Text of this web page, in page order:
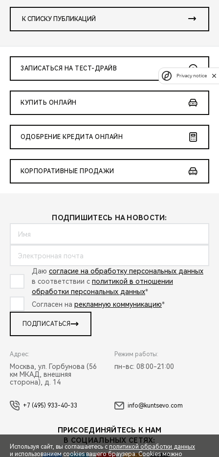
К СПИСКУ ПУБЛИКАЦИЙ
ЗАПИСАТЬСЯ НА ТЕСТ-ДРАЙВ
КУПИТЬ ОНЛАЙН
ОДОБРЕНИЕ КРЕДИТА ОНЛАЙН
КОРПОРАТИВНЫЕ ПРОДАЖИ
ПОДПИШИТЕСЬ НА НОВОСТИ:
Даю согласие на обработку персональных данных
в соответствии с политикой в отношении
обработки персональных данных*
Согласен на рекламную коммуникацию*
ПОДПИСАТЬСЯ
Адрес:
Москва, ул. Горбунова (56
км МКАД, внешняя
сторона), д. 14
Режим работы:
пн-вс: 08:00-21:00
+7 (495) 933-40-33 info@kuntsevo.com
ПРИСОЕДИНЯЙТЕСЬ К НАМ
В СОЦИАЛЬНЫХ СЕТЯХ:
Используя сайт, вы соглашаетесь с политикой обработки данных
и использованием cookies вашего браузера. Cookies можно
Privacy notice